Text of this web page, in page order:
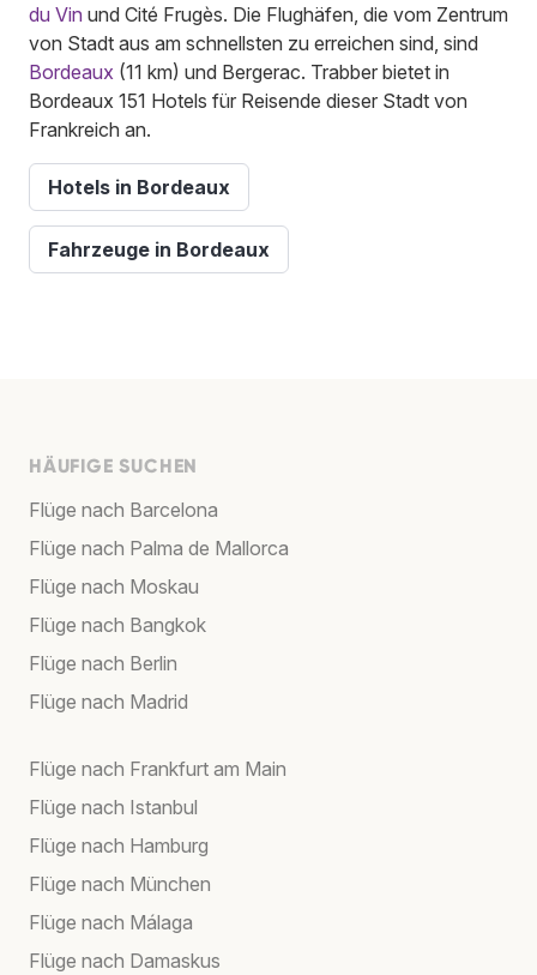
du Vin und Cité Frugès. Die Flughäfen, die vom Zentrum
von Stadt aus am schnellsten zu erreichen sind, sind
Bordeaux (11 km) und Bergerac. Trabber bietet in
Bordeaux 151 Hotels für Reisende dieser Stadt von
Frankreich an.
Hotels in Bordeaux
Fahrzeuge in Bordeaux
HÄUFIGE SUCHEN
Flüge nach Barcelona
Flüge nach Palma de Mallorca
Flüge nach Moskau
Flüge nach Bangkok
Flüge nach Berlin
Flüge nach Madrid
Flüge nach Frankfurt am Main
Flüge nach Istanbul
Flüge nach Hamburg
Flüge nach München
Flüge nach Málaga
Flüge nach Damaskus